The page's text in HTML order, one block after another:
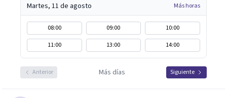
Martes, 11 de agosto Más horas
08:00 09:00
10:00
11:00
13:00 14:00
Anterior Más días Siguiente